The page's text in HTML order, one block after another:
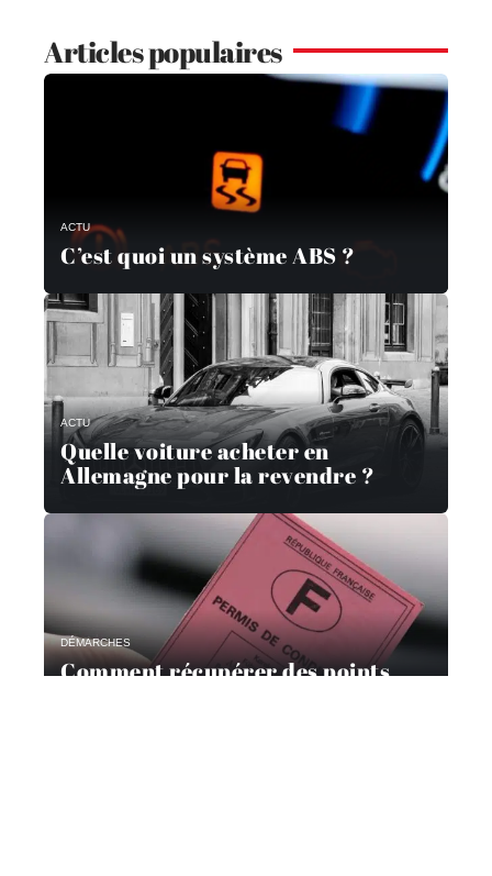
Articles populaires
ACTU
C’est quoi un système ABS ?
ACTU
Quelle voiture acheter en
Allemagne pour la revendre ?
DÉMARCHES
Comment récupérer des points